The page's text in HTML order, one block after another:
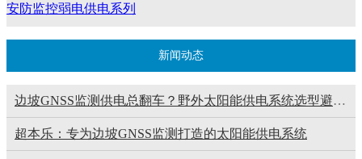
安防监控弱电供电系列
新闻动态
边坡GNSS监测供电总翻车？野外太阳能供电系统选型避坑指南
超本乐：专为边坡GNSS监测打造的太阳能供电系统